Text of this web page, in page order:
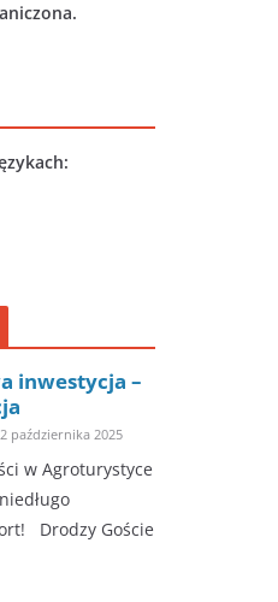
inwestycja –
października 2025
w Agroturystyce
​Drodzy Goście